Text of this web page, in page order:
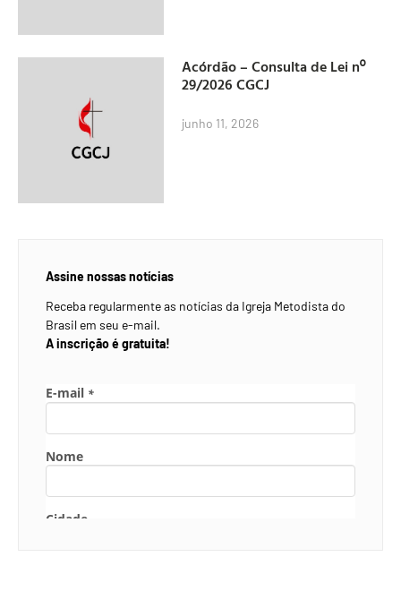
Acórdão – Consulta de Lei nº
29/2026 CGCJ
junho 11, 2026
Assine nossas notícias
Receba regularmente as notícias da Igreja Metodista do
Brasil em seu e-mail.
A inscrição é gratuita!